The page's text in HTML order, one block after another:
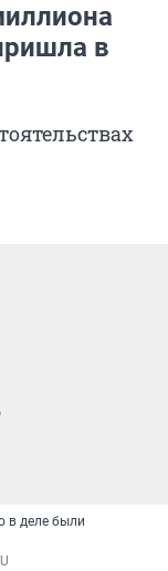
в
в деле были